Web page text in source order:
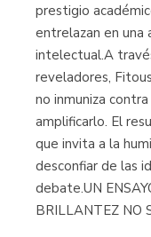
prestigio
entrelazan en una
intelectual.A
reveladores,
no inmuniza
amplificarlo. El
que invita a la
desconfiar de las
debate.UN
BRILLANTEZ NO